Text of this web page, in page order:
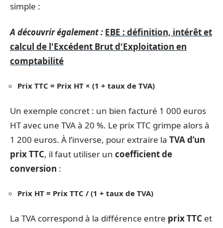
simple :
A découvrir également : EBE : définition, intérêt et
calcul de l'Excédent Brut d'Exploitation en
comptabilité
Prix TTC = Prix HT × (1 + taux de TVA)
Un exemple concret : un bien facturé 1 000 euros
HT avec une TVA à 20 %. Le prix TTC grimpe alors à
1 200 euros. À l’inverse, pour extraire la TVA d’un
prix TTC, il faut utiliser un coefficient de
conversion :
Prix HT = Prix TTC / (1 + taux de TVA)
La TVA correspond à la différence entre prix TTC et